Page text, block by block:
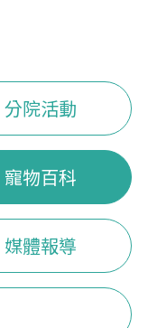
分院活動
寵物百科
媒體報導